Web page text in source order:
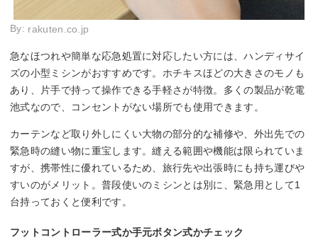
By: rakuten.co.jp
急なほつれや簡単な応急処置に対応したい方には、ハンディサイ
ズの小型ミシンがおすすめです。ホチキスほどの大きさのモノも
あり、片手で持って操作できる手軽さが特徴。多くの製品が乾電
池式なので、コンセントがない場所でも使用できます。
カーテンなど取り外しにくい大物の部分的な補修や、外出先での
緊急時の縫い物に重宝します。縫える範囲や機能は限られていま
すが、携帯性に優れているため、旅行先や出張時にも持ち運びや
すいのがメリット。普段使いのミシンとは別に、緊急用として1
台持っておくと便利です。
フットコントローラー式か手元ボタン式かチェック